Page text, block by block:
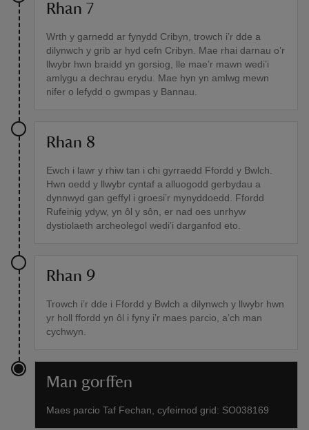
Rhan 7
Wrth y garnedd ar fynydd Cribyn, trowch i’r dde a
dilynwch y grib ar hyd cefn Cribyn. Mae rhai darnau o’r
llwybr hwn braidd yn gorsiog, lle mae’r mawn wedi’i
amlygu a dechrau erydu. Mae hyn yn amlwg mewn
nifer o lefydd o gwmpas y Bannau.
Rhan 8
Ewch i lawr y rhiw tan i chi gyrraedd Ffordd y Bwlch.
Hwn oedd y llwybr cyntaf a alluogodd gerbydau a
dynnwyd gan geffyl i groesi’r mynyddoedd. Ffordd
Rufeinig ydyw, yn ôl y sôn, er nad oes unrhyw
dystiolaeth archeolegol wedi’i darganfod eto.
Rhan 9
Trowch i’r dde i Ffordd y Bwlch a dilynwch y llwybr hwn
yr holl ffordd yn ôl i fyny i’r maes parcio, a’ch man
cychwyn.
Man gorffen
Maes parcio Taf Fechan, cyfeirnod grid: SO038169